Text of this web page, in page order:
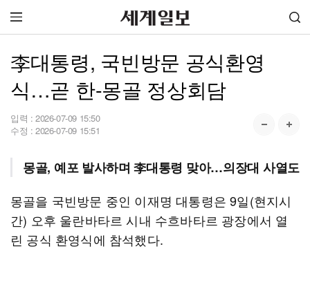
李대통령, 국빈방문 공식환영
식…곧 한-몽골 정상회담
입력 : 2026-07-09 15:50
수정 : 2026-07-09 15:51
몽골, 예포 발사하며 李대통령 맞아…의장대 사열도
몽골을 국빈방문 중인 이재명 대통령은 9일(현지시
간) 오후 울란바타르 시내 수흐바타르 광장에서 열
린 공식 환영식에 참석했다.